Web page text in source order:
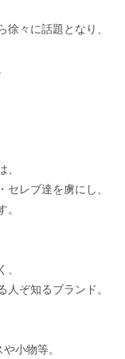
々に話題となり、
レブ達を虜にし、
ぞ知るブランド。
小物等。